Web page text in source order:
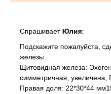
Спрашивает Юлия:
Подскажите пожалуйста,
железы.
Щитовидная железа:
симметричная,
Правая доля: 22*30*44